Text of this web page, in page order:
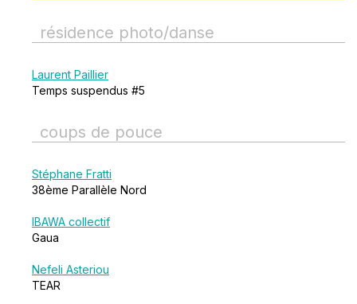
résidence photo/danse
Laurent Paillier
Temps suspendus #5
coups de pouce
Stéphane Fratti
38ème Parallèle Nord
IBAWA collectif
Gaua
Nefeli Asteriou
TEAR